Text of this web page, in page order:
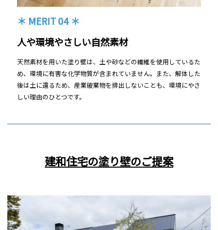
＊ MERIT 04 ＊
人や環境やさしい自然素材
天然素材を用いた塗り壁は、土や砂などの繊維を使用しているた
め、環境に有害な化学物質が含まれていません。また、解体した
後は土に還るため、産業破棄物を排出しないことも、環境にやさ
しい理由のひとつです。
建和住宅の塗り壁のご提案